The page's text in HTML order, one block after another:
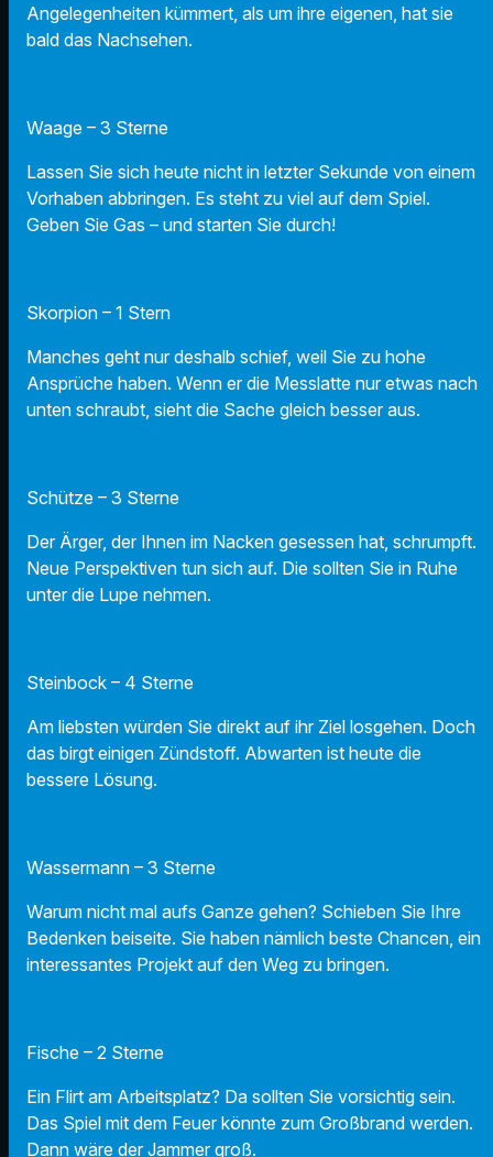
Angelegenheiten kümmert, als um ihre eigenen, hat sie
bald das Nachsehen.
Waage – 3 Sterne
Lassen Sie sich heute nicht in letzter Sekunde von einem
Vorhaben abbringen. Es steht zu viel auf dem Spiel.
Geben Sie Gas – und starten Sie durch!
Skorpion – 1 Stern
Manches geht nur deshalb schief, weil Sie zu hohe
Ansprüche haben. Wenn er die Messlatte nur etwas nach
unten schraubt, sieht die Sache gleich besser aus.
Schütze – 3 Sterne
Der Ärger, der Ihnen im Nacken gesessen hat, schrumpft.
Neue Perspektiven tun sich auf. Die sollten Sie in Ruhe
unter die Lupe nehmen.
Steinbock – 4 Sterne
Am liebsten würden Sie direkt auf ihr Ziel losgehen. Doch
das birgt einigen Zündstoff. Abwarten ist heute die
bessere Lösung.
Wassermann – 3 Sterne
Warum nicht mal aufs Ganze gehen? Schieben Sie Ihre
Bedenken beiseite. Sie haben nämlich beste Chancen, ein
interessantes Projekt auf den Weg zu bringen.
Fische – 2 Sterne
Ein Flirt am Arbeitsplatz? Da sollten Sie vorsichtig sein.
Das Spiel mit dem Feuer könnte zum Großbrand werden.
Dann wäre der Jammer groß.